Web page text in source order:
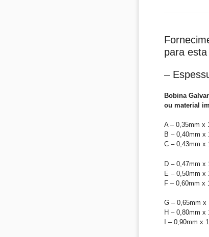
para
–
Bobina
ou material
A – 0,35mm x
B – 0,40mm x
C – 0,43mm x
D – 0,47mm x
E – 0,50mm x
F – 0,60mm x
G – 0,65mm x
H – 0,80mm x
I – 0,90mm x